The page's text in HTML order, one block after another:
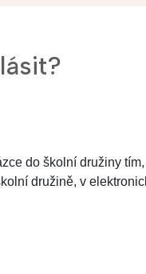
do školní družiny
družině, v